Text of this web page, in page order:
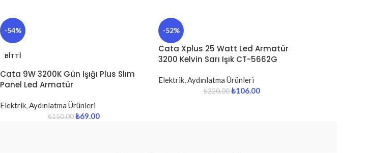
-54%
BITTI
Cata 9W 3200K Gün Işığı Plus Slım
Panel Led Armatür
Elektrik,Aydınlatma Ürünleri
₺150.00 ₺69.00
-52%
Cata Xplus 25 Watt Led Armatür
3200 Kelvin Sarı Işık CT-5662G
Elektrik,Aydınlatma Ürünleri
₺220.00 ₺106.00